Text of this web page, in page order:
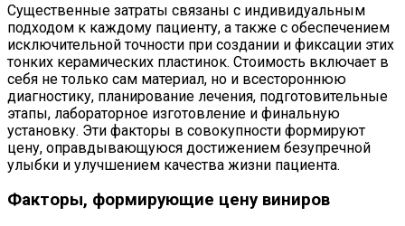
Существенные затраты связаны с индивидуальным
подходом к каждому пациенту, а также с обеспечением
исключительной точности при создании и фиксации этих
тонких керамических пластинок. Стоимость включает в
себя не только сам материал, но и всестороннюю
диагностику, планирование лечения, подготовительные
этапы, лабораторное изготовление и финальную
установку. Эти факторы в совокупности формируют
цену, оправдывающуюся достижением безупречной
улыбки и улучшением качества жизни пациента.
Факторы, формирующие цену виниров